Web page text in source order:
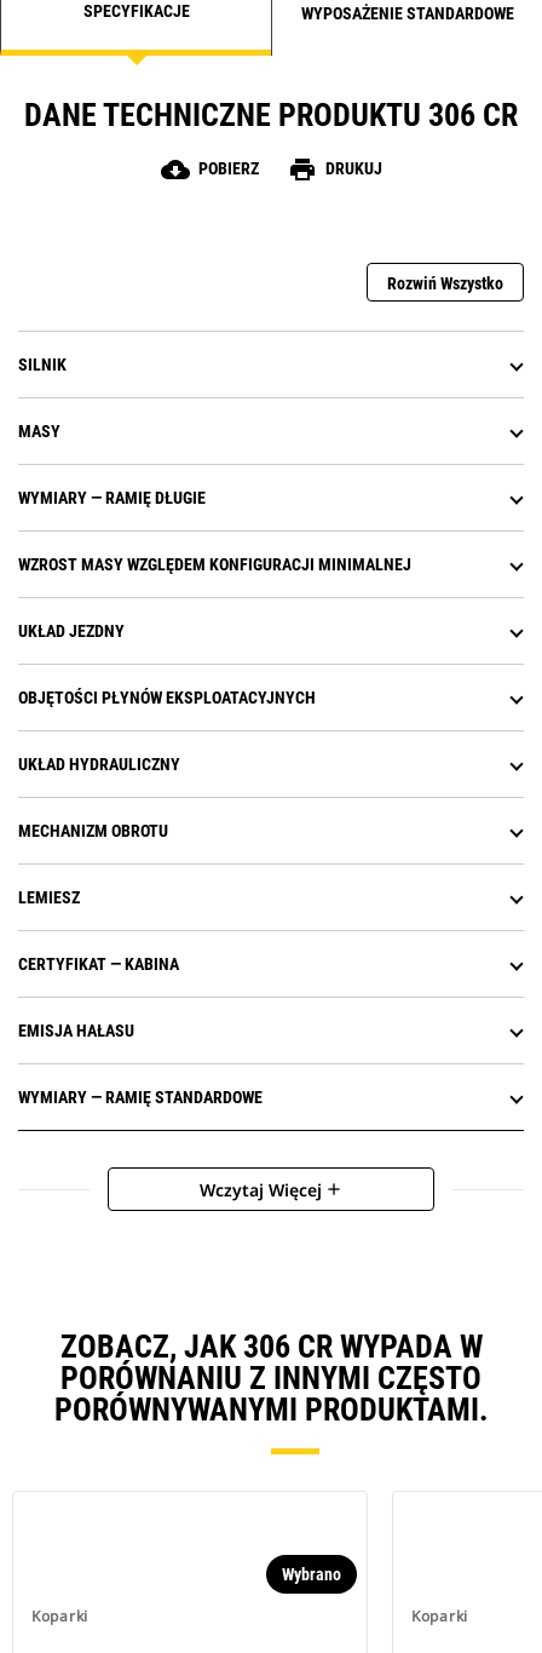
SPECYFIKACJE WYPOSAŻENIE STANDARDOWE
DANE TECHNICZNE PRODUKTU 306 CR
cloud_download POBIERZ print DRUKUJ
Rozwiń Wszystko
SILNIK
MASY
WYMIARY — RAMIĘ DŁUGIE
WZROST MASY WZGLĘDEM KONFIGURACJI MINIMALNEJ
UKŁAD JEZDNY
OBJĘTOŚCI PŁYNÓW EKSPLOATACYJNYCH
UKŁAD HYDRAULICZNY
MECHANIZM OBROTU
LEMIESZ
CERTYFIKAT — KABINA
EMISJA HAŁASU
WYMIARY — RAMIĘ STANDARDOWE
Wczytaj Więcej add
ZOBACZ, JAK 306 CR WYPADA W
PORÓWNANIU Z INNYMI CZĘSTO
PORÓWNYWANYMI PRODUKTAMI.
Koparki
Wybrano
Koparki